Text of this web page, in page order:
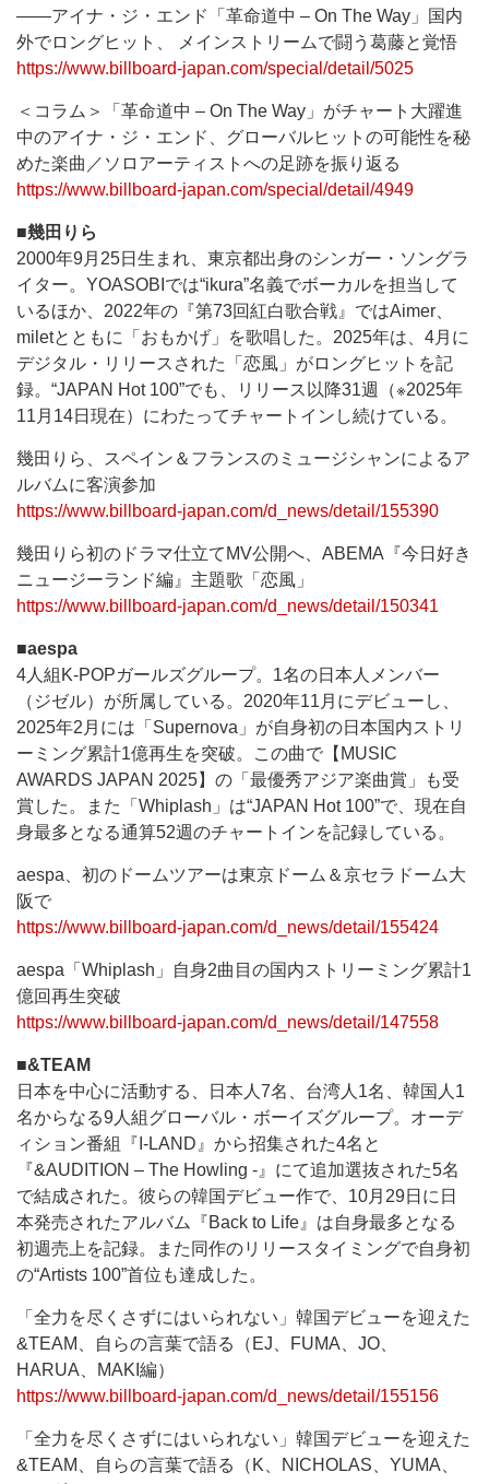
――アイナ・ジ・エンド「革命道中 – On The Way」国内
外でロングヒット、 メインストリームで闘う葛藤と覚悟
https://www.billboard-japan.com/special/detail/5025
＜コラム＞「革命道中 – On The Way」がチャート大躍進
中のアイナ・ジ・エンド、グローバルヒットの可能性を秘
めた楽曲／ソロアーティストへの足跡を振り返る
https://www.billboard-japan.com/special/detail/4949
■幾田りら
2000年9月25日生まれ、東京都出身のシンガー・ソングラ
イター。YOASOBIでは“ikura”名義でボーカルを担当して
いるほか、2022年の『第73回紅白歌合戦』ではAimer、
miletとともに「おもかげ」を歌唱した。2025年は、4月に
デジタル・リリースされた「恋風」がロングヒットを記
録。“JAPAN Hot 100”でも、リリース以降31週（※2025年
11月14日現在）にわたってチャートインし続けている。
幾田りら、スペイン＆フランスのミュージシャンによるア
ルバムに客演参加
https://www.billboard-japan.com/d_news/detail/155390
幾田りら初のドラマ仕立てMV公開へ、ABEMA『今日好き
ニュージーランド編』主題歌「恋風」
https://www.billboard-japan.com/d_news/detail/150341
■aespa
4人組K-POPガールズグループ。1名の日本人メンバー
（ジゼル）が所属している。2020年11月にデビューし、
2025年2月には「Supernova」が自身初の日本国内ストリ
ーミング累計1億再生を突破。この曲で【MUSIC
AWARDS JAPAN 2025】の「最優秀アジア楽曲賞」も受
賞した。また「Whiplash」は“JAPAN Hot 100”で、現在自
身最多となる通算52週のチャートインを記録している。
aespa、初のドームツアーは東京ドーム＆京セラドーム大
阪で
https://www.billboard-japan.com/d_news/detail/155424
aespa「Whiplash」自身2曲目の国内ストリーミング累計1
億回再生突破
https://www.billboard-japan.com/d_news/detail/147558
■&TEAM
日本を中心に活動する、日本人7名、台湾人1名、韓国人1
名からなる9人組グローバル・ボーイズグループ。オーデ
ィション番組『I-LAND』から招集された4名と
『&AUDITION – The Howling -』にて追加選抜された5名
で結成された。彼らの韓国デビュー作で、10月29日に日
本発売されたアルバム『Back to Life』は自身最多となる
初週売上を記録。また同作のリリースタイミングで自身初
の“Artists 100”首位も達成した。
「全力を尽くさずにはいられない」韓国デビューを迎えた
&TEAM、自らの言葉で語る（EJ、FUMA、JO、
HARUA、MAKI編）
https://www.billboard-japan.com/d_news/detail/155156
「全力を尽くさずにはいられない」韓国デビューを迎えた
&TEAM、自らの言葉で語る（K、NICHOLAS、YUMA、